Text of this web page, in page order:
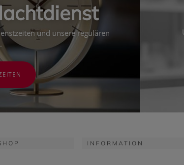
und unsere regulären
INFORMATION